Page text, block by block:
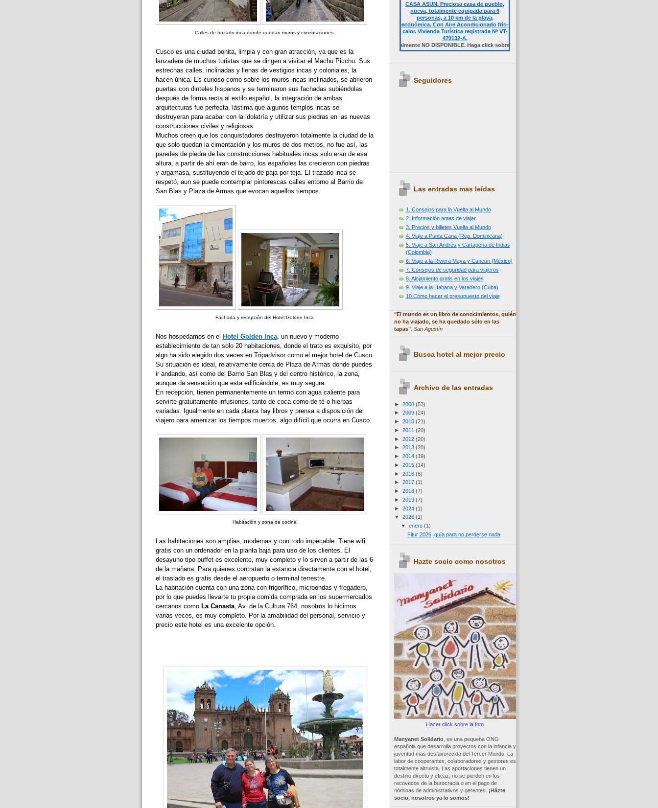
Calles de trazado inca donde quedan muros y cimentaciones
Cusco es una ciudad bonita, limpia y con gran atracción, ya que es la
lanzadera de muchos turistas que se dirigen a visitar el Machu Picchu. Sus
estrechas calles, inclinadas y llenas de vestigios incas y coloniales, la
hacen única. Es curioso como sobre los muros incas inclinados, se abrieron
puertas con dinteles hispanos y se terminaron sus fachadas subiéndolas
después de forma recta al estilo español, la integración de ambas
arquitecturas fue perfecta, lástima que algunos templos incas se
destruyeran para acabar con la idolatría y utilizar sus piedras en las nuevas
construcciones civiles y religiosas.
Muchos creen que los conquistadores destruyeron totalmente la ciudad de la
que solo quedan la cimentación y los muros de dos metros, no fue así, las
paredes de piedra de las construcciones habituales incas solo eran de esa
altura, a partir de ahí eran de barro, los españoles las crecieron con piedras
y argamasa, sustituyendo el tejado de paja por teja. El trazado inca se
respetó, aun se puede contemplar pintorescas calles entorno al Barrio de
San Blas y Plaza de Armas que evocan aquellos tiempos.
Fachada y recepción del Hotel Golden Inca
Nos hospedamos en el Hotel Golden Inca, un nuevo y moderno
establecimiento de tan solo 20 habitaciones, donde el trato es exquisito, por
algo ha sido elegido dos veces en Tripadvisor como el mejor hotel de Cusco.
Su situación es ideal, relativamente cerca de Plaza de Armas donde puedes
ir andando, así como del Barrio San Blas y del centro histórico, la zona,
aunque da sensación que esta edificándole, es muy segura.
En recepción, tienen permanentemente un termo con agua caliente para
servirte gratuitamente infusiones, tanto de coca como de té o hierbas
variadas. Igualmente en cada planta hay libros y prensa a disposición del
viajero para amenizar los tiempos muertos, algo difícil que ocurra en Cusco.
Habitación y zona de cocina
Las habitaciones son amplias, modernas y con todo impecable. Tiene wifi
gratis con un ordenador en la planta baja para uso de los clientes. El
desayuno tipo buffet es excelente, muy completo y lo sirven a partir de las 6
de la mañana. Para quienes contratan la estancia directamente con el hotel,
el traslado es gratis desde el aeropuerto o terminal terrestre.
La habitación cuenta con una zona con frigorífico, microondas y fregadero,
por lo que puedes llevarte tu propia comida comprada en los supermercados
cercanos como La Canasta, Av. de la Cultura 764, nosotros lo hicimos
varias veces, es muy completo. Por la amabilidad del personal, servicio y
precio este hotel es una excelente opción.
CASA ASUN. Preciosa casa de pueblo,
nueva, totalmente equipada para 6
personas, a 10 km de la playa,
económica. Con Aire Acondicionado frío-
calor. Vivienda Turística registrada Nº VT-
470132-A.
Desde 700 € quincena casa completa.Temporalmente NO DISPONIBLE. Haga click sobre la foto.
Seguidores
Las entradas mas leídas
1. Consejos para la Vuelta al Mundo
2. Información antes de viajar
3. Precios y billetes Vuelta al Mundo
4. Viaje a Punta Cana (Rep. Dominicana)
5. Viaje a San Andrés y Cartagena de Indias
(Colombia)
6. Viaje a la Riviera Maya y Cancún (México)
7. Consejos de seguridad para viajeros
8. Alojamiento gratis en los viajes
9. Viaje a la Habana y Varadero (Cuba)
10.Cómo hacer el presupuesto del viaje
"El mundo es un libro de conocimientos, quién
no ha viajado, se ha quedado sólo en las
tapas". San Agustín
Busca hotel al mejor precio
Archivo de las entradas
► 2008 (53)
► 2009 (24)
► 2010 (21)
► 2011 (20)
► 2012 (20)
► 2013 (20)
► 2014 (19)
► 2015 (14)
► 2016 (6)
► 2017 (1)
► 2018 (7)
► 2019 (7)
► 2024 (1)
▼ 2026 (1)
▼ enero (1)
Fitur 2026, guía para no perderse nada
Hazte socio como nosotros
Hacer click sobre la foto
Manyanet Solidario, es una pequeña ONG
española que desarrolla proyectos con la infancia y
juventud mas desfavorecida del Tercer Mundo. La
labor de cooperantes, colaboradores y gestores es
totalmente altruista. Las aportaciones tienen un
destino directo y eficaz, no se pierden en los
recovecos de la burocracia o en el pago de
nóminas de administrativos y gerentes.
¡Házte
socio, nosotros ya lo somos!